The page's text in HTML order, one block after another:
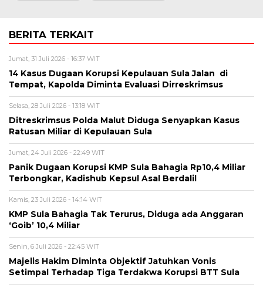
BERITA TERKAIT
Jumat, 31 Juli 2026 - 16:37 WIT
14 Kasus Dugaan Korupsi Kepulauan Sula Jalan di
Tempat, Kapolda Diminta Evaluasi Dirreskrimsus
Selasa, 28 Juli 2026 - 13:18 WIT
Ditreskrimsus Polda Malut Diduga Senyapkan Kasus
Ratusan Miliar di Kepulauan Sula
Jumat, 24 Juli 2026 - 22:49 WIT
Panik Dugaan Korupsi KMP Sula Bahagia Rp10,4 Miliar
Terbongkar, Kadishub Kepsul Asal Berdalil
Kamis, 23 Juli 2026 - 14:14 WIT
KMP Sula Bahagia Tak Terurus, Diduga ada Anggaran
‘Goib’ 10,4 Miliar
Senin, 6 Juli 2026 - 22:45 WIT
Majelis Hakim Diminta Objektif Jatuhkan Vonis
Setimpal Terhadap Tiga Terdakwa Korupsi BTT Sula